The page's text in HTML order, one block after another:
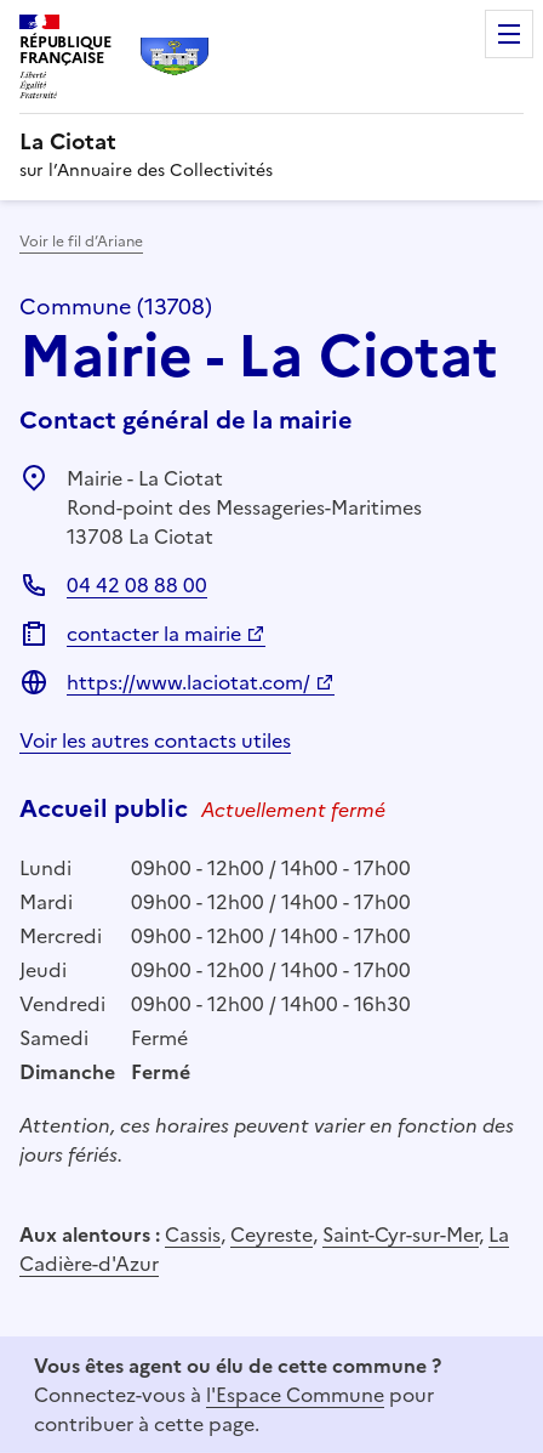
RÉPUBLIQUE
FRANÇAISE
La Ciotat
sur l’Annuaire des Collectivités
Voir le fil d’Ariane
Commune (13708)
Mairie - La Ciotat
Contact général de la mairie
Mairie - La Ciotat
Rond-point des Messageries-Maritimes
13708 La Ciotat
04 42 08 88 00
contacter la mairie
https://www.laciotat.com/
Voir les autres contacts utiles
Accueil public Actuellement fermé
Lundi
09h00 - 12h00 / 14h00 - 17h00
Mardi
09h00 - 12h00 / 14h00 - 17h00
Mercredi
09h00 - 12h00 / 14h00 - 17h00
Jeudi
09h00 - 12h00 / 14h00 - 17h00
Vendredi
09h00 - 12h00 / 14h00 - 16h30
Samedi
Fermé
Dimanche Fermé
Attention, ces horaires peuvent varier en fonction des
jours fériés.
Aux alentours : Cassis, Ceyreste, Saint-Cyr-sur-Mer, La
Cadière-d'Azur
Vous êtes agent ou élu de cette commune ?
Connectez-vous à l'Espace Commune pour
contribuer à cette page.